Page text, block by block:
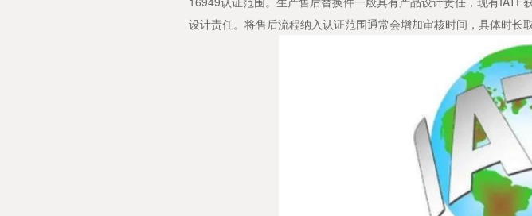
设计责任。将售后流程纳入认证范围通常会增加审核时间，具体时长